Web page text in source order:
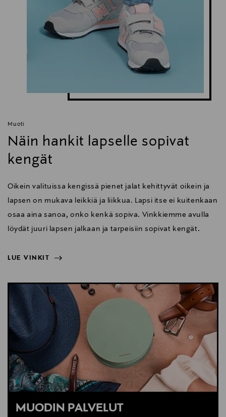
Muoti
Näin hankit lapselle sopivat
kengät
Oikein valituissa kengissä pienet jalat kehittyvät oikein ja
lapsen on mukava leikkiä ja liikkua. Lapsi itse ei kuitenkaan
osaa aina sanoa, onko kenkä sopiva. Vinkkiemme avulla
löydät juuri lapsen jalkaan ja tarpeisiin sopivat kengät.
LUE VINKIT
LUE VINKIT
MUODIN PALVELUT